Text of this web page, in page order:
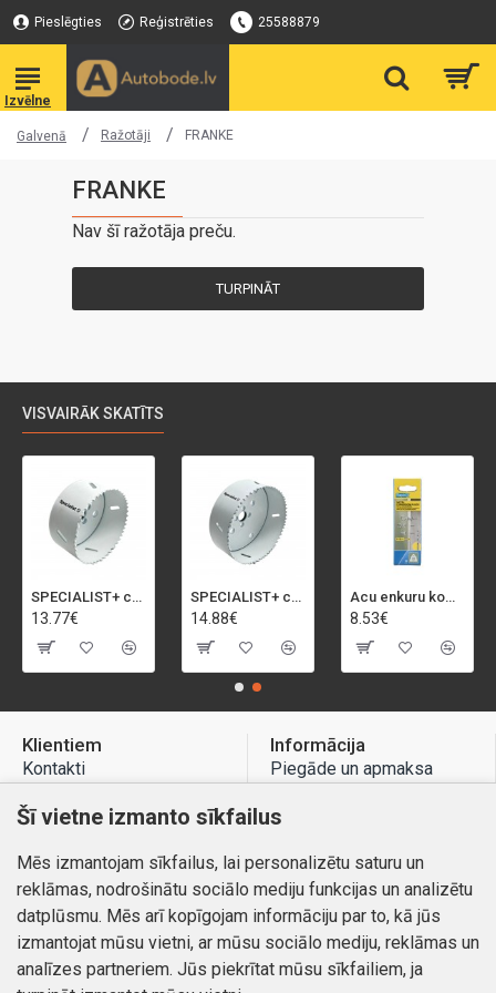
Pieslēgties Reģistrēties 25588879
Galvenā Ražotāji FRANKE
FRANKE
Nav šī ražotāja preču.
TURPINĀT
VISVAIRĀK SKATĪTS
SPECIALIST+ caurumu zāģis BI-METAL, 92 mm
13.77€
SPECIALIST+ caurumu zāģis BI-METAL, 98 mm
14.88€
Acu enkuru komplekts, 3-13 mm, Rapid, 12 gab.
8.53€
Klientiem
Kontakti
Preču atgriešana
Mans profils
Pasūtījumi
Informācija
Piegāde un apmaksa
Atteikuma tiesības
Kontakti
Šī vietne izmanto sīkfailus
Mēs izmantojam sīkfailus, lai personalizētu saturu un
reklāmas, nodrošinātu sociālo mediju funkcijas un analizētu
datplūsmu. Mēs arī kopīgojam informāciju par to, kā jūs
izmantojat mūsu vietni, ar mūsu sociālo mediju, reklāmas un
analīzes partneriem. Jūs piekrītat mūsu sīkfailiem, ja